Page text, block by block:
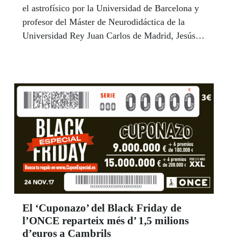
el astrofísico por la Universidad de Barcelona y
profesor del Máster de Neurodidáctica de la
Universidad Rey Juan Carlos de Madrid, Jesús
Los objetivos de estas sesiones interactivas son
complementar el aporte didáctico que ya ofrece
el concurso escolar, con una formación actual y
constante para el profesorado; permitir al
profesorado plantear dudas sobre la temática que
el especialista imparta; y llegar a ser un referente
para los profesores, en lo que a formación se
refiere, considerando las sesiones como un valor
El ‘Cuponazo’ del Black Friday de
l’ONCE reparteix més d’ 1,5 milions
d’euros a Cambrils